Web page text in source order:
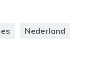
Nederland